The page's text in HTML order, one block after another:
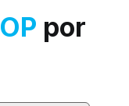
por